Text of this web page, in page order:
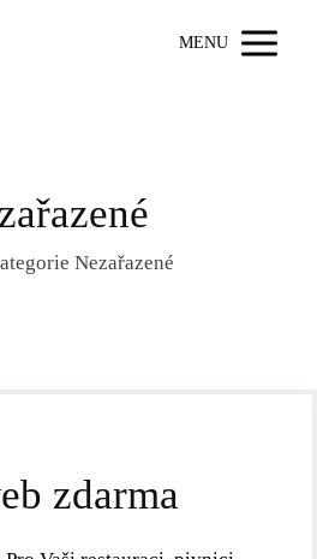
MENU
Nezařazené
zdarma